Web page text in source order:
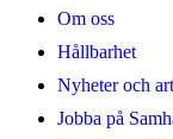
Om oss
Hållbarhet
Nyheter och
Jobba på